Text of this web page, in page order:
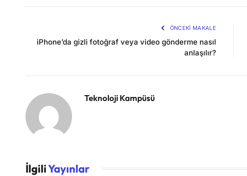
ÖNCEKI MAKALE
iPhone’da gizli fotoğraf veya video gönderme nasıl
anlaşılır?
Teknoloji Kampüsü
İlgiliYayınlar